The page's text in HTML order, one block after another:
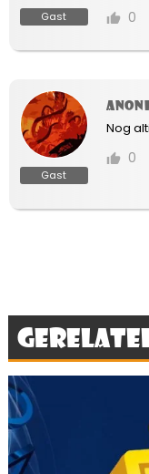
Gast 0
Gast
Nog
0